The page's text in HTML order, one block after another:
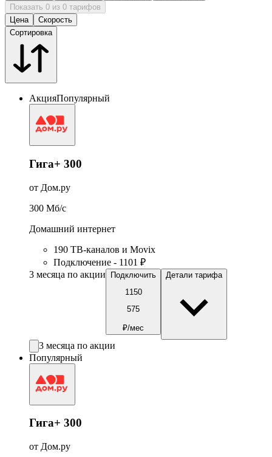
Показать 0 из 0 тарифов
Цена
Скорость
Сортировка
АкцияПопулярный
Гига+ 300
от Дом.ру
300 Мб/c
Домашний интернет
190 ТВ-каналов и Movix
Подключение - 1101 ₽
3 месяца по акции
Подключить
1150
575
₽/мес
Детали тарифа
3 месяца по акции
Популярный
Гига+ 300
от Дом.ру